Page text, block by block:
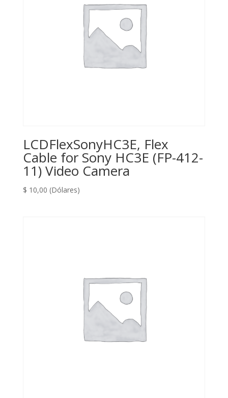
LCDFlexSonyHC3E, Flex
Cable for Sony HC3E (FP-412-
11) Video Camera
$ 10,00 (Dólares)